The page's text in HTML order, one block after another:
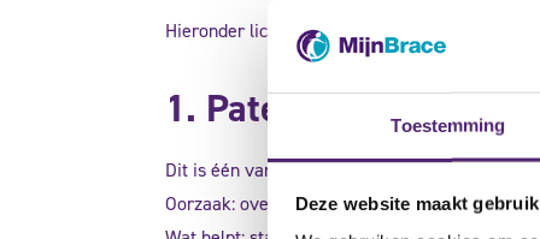
Toestemming
Deze website maakt
Hieronder lichten we de knieklachten toe die
1. Patellofemorale
Dit is één van de meest voorkomende
Oorzaak: overbelasting, zwakke